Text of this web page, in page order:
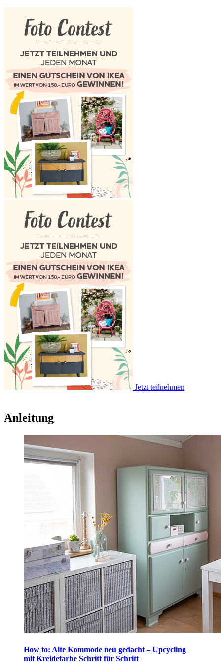
Jetzt teilnehmen
Anleitung
How to: Alte Kommode neu gedacht – Upcycling
mit Kreidefarbe Schritt für Schritt